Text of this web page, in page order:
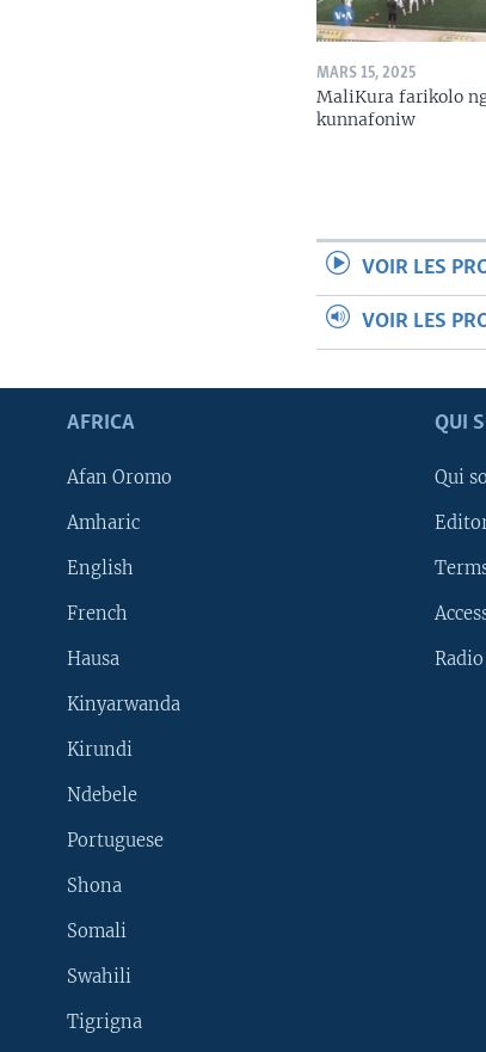
SUIVEZ-NOUS
MARS 15, 2025
MaliKura farikolo
kunnafoniw
VOIR LES
VOIR LES
AFRICA
Afan Oromo
Amharic
English
French
Hausa
Kinyarwanda
Kirundi
Ndebele
Portuguese
Shona
Somali
Swahili
Tigrigna
QUI
Qui